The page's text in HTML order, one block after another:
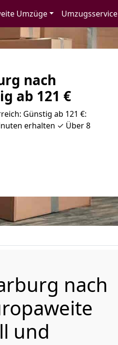
Umzüge Umzugsservice
nach
ab 121 €
Günstig ab 121 €:
erhalten ✓ Über 8
nach
und